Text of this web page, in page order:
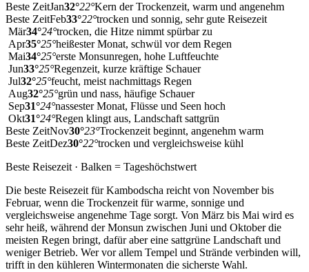
Beste ZeitJan32°22°Kern der Trockenzeit, warm und angenehm
Beste ZeitFeb33°22°trocken und sonnig, sehr gute Reisezeit
Mär34°24°trocken, die Hitze nimmt spürbar zu
Apr35°25°heißester Monat, schwül vor dem Regen
Mai34°25°erste Monsunregen, hohe Luftfeuchte
Jun33°25°Regenzeit, kurze kräftige Schauer
Jul32°25°feucht, meist nachmittags Regen
Aug32°25°grün und nass, häufige Schauer
Sep31°24°nassester Monat, Flüsse und Seen hoch
Okt31°24°Regen klingt aus, Landschaft sattgrün
Beste ZeitNov30°23°Trockenzeit beginnt, angenehm warm
Beste ZeitDez30°22°trocken und vergleichsweise kühl
Beste Reisezeit · Balken = Tageshöchstwert
Die beste Reisezeit für Kambodscha reicht von November bis
Februar, wenn die Trockenzeit für warme, sonnige und
vergleichsweise angenehme Tage sorgt. Von März bis Mai wird es
sehr heiß, während der Monsun zwischen Juni und Oktober die
meisten Regen bringt, dafür aber eine sattgrüne Landschaft und
weniger Betrieb. Wer vor allem Tempel und Strände verbinden will,
trifft in den kühleren Wintermonaten die sicherste Wahl.